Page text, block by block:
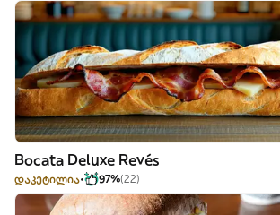
Bocata Deluxe Revés
დაკეტილია 97%(22)